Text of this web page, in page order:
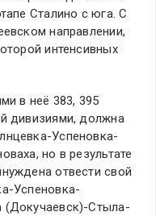
Сталино с юга. С
направлении,
интенсивных
в неё 383, 395
дивизиями, должна
Успеновка-
но в результате
отвести свой
Успеновка-
(Докучаевск)-Стыла-